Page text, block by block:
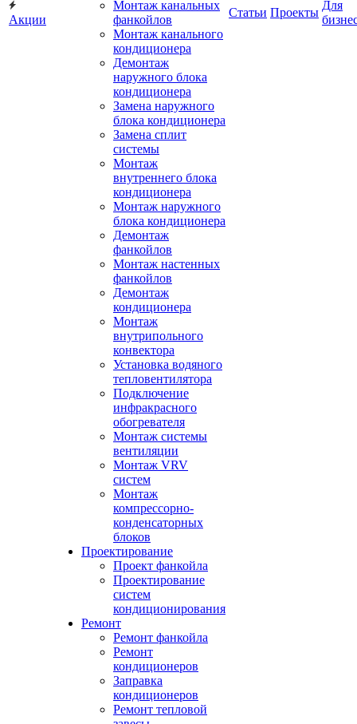
Акции
Монтаж канальных
фанкойлов
Монтаж канального
кондиционера
Демонтаж
наружного блока
кондиционера
Замена наружного
блока кондиционера
Замена сплит
системы
Монтаж
внутреннего блока
кондиционера
Монтаж наружного
блока кондиционера
Демонтаж
фанкойлов
Монтаж настенных
фанкойлов
Демонтаж
кондиционера
Монтаж
внутрипольного
конвектора
Установка водяного
тепловентилятора
Подключение
инфракрасного
обогревателя
Монтаж системы
вентиляции
Монтаж VRV
систем
Монтаж
компрессорно-
конденсаторных
блоков
Проектирование
Проект фанкойла
Проектирование
систем
кондиционирования
Ремонт
Ремонт фанкойла
Ремонт
кондиционеров
Заправка
кондиционеров
Ремонт тепловой
Статьи Проекты
Для